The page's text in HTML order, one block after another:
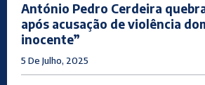
António Pedro Cerdeira
após acusação de violência
inocente”
5 De Julho, 2025